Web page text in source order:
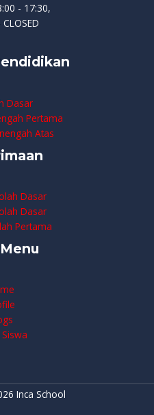
- 17:30,
Dasar
Pertama
Atas
Dasar
Dasar
Pertama
Inca School